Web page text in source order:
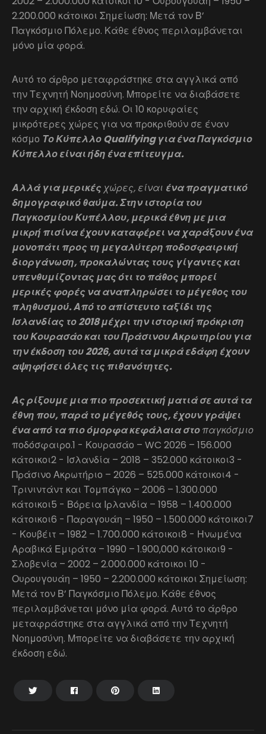
2.200.000 κάτοικοι Σημείωση: Μετά τον Β’
Παγκόσμιο Πόλεμο. Κάθε έθνος περιλαμβάνεται
μόνο μία φορά.
Αυτό το άρθρο μεταφράστηκε στα αγγλικά από
την Τεχνητή Νοημοσύνη. Μπορείτε να διαβάσετε
την αρχική έκδοση εδώ. Οι 10 κορυφαίες
μικρότερες χώρες για να προκριθούν σε έναν
κόσμο Το Κύπελλο Qualifying για ένα Παγκόσμιο
Κύπελλο είναι ήδη ένα επίτευγμα.
Αλλά για μερικές χώρες, είναι ένα πραγματικό
δημογραφικό θαύμα. Στην ιστορία του
Παγκοσμίου Κυπέλλου, μερικά έθνη με μια
μικρή πισίνα έχουν καταφέρει να χαράξουν ένα
μονοπάτι προς τη μεγαλύτερη ποδοσφαιρική
διοργάνωση, προκαλώντας τους γίγαντες και
υπενθυμίζοντας μας ότι το πάθος μπορεί
μερικές φορές να αναπληρώσει το μέγεθος του
πληθυσμού. Από το απίστευτο ταξίδι της
Ισλανδίας το 2018 μέχρι την ιστορική πρόκριση
του Κουρασάο και του Πράσινου Ακρωτηρίου για
την έκδοση του 2026, αυτά τα μικρά εδάφη έχουν
αψηφήσει όλες τις πιθανότητες.
Ας ρίξουμε μια πιο προσεκτική ματιά σε αυτά τα
έθνη που, παρά το μέγεθός τους, έχουν γράψει
ένα από τα πιο όμορφα κεφάλαια στοπαγκόσμιο
ποδόσφαιρο.1 - Κουρασάο – WC 2026 – 156.000
κάτοικοι2 - Ισλανδία – 2018 – 352.000 κάτοικοι3 -
Πράσινο Ακρωτήριο – 2026 – 525.000 κάτοικοι4 -
Τρινιντάντ και Τομπάγκο – 2006 – 1.300.000
κάτοικοι5 - Βόρεια Ιρλανδία – 1958 – 1.400.000
κάτοικοι6 - Παραγουάη – 1950 – 1.500.000 κάτοικοι7
- Κουβέιτ – 1982 – 1.700.000 κάτοικοι8 - Ηνωμένα
Αραβικά Εμιράτα – 1990 – 1.900,000 κάτοικοι9 -
Σλοβενία – 2002 – 2.000.000 κάτοικοι 10 -
Ουρουγουάη – 1950 – 2.200.000 κάτοικοι Σημείωση:
Μετά τον Β’ Παγκόσμιο Πόλεμο. Κάθε έθνος
περιλαμβάνεται μόνο μία φορά. Αυτό το άρθρο
μεταφράστηκε στα αγγλικά από την Τεχνητή
Νοημοσύνη. Μπορείτε να διαβάσετε την αρχική
έκδοση εδώ.